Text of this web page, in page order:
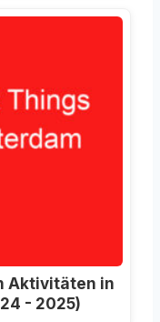
Aktivitäten in
- 2025)